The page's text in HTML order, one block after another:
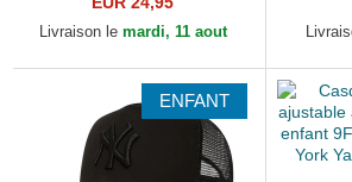
Boston Red Sox MLB Nike
Livraison le mardi, 11 aout
Square
ENFANT